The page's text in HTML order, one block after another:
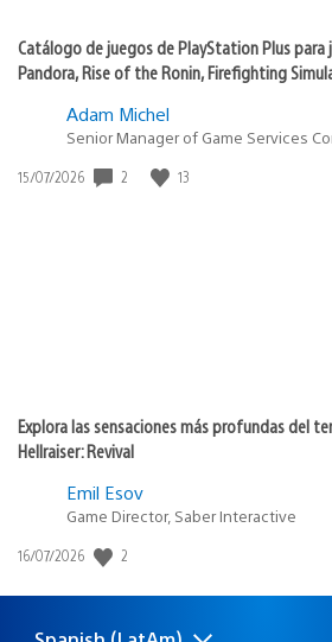
Catálogo de juegos de PlayStation Plus
Pandora, Rise of the Ronin, Firefighting
Adam Michel
Senior Manager of Game Services
Fecha
15/07/2026 2 13
Explora las sensaciones más profundas del
Hellraiser: Revival
Emil Esov
Game Director, Saber Interactive
Fecha
publicación:
16/07/2026 2